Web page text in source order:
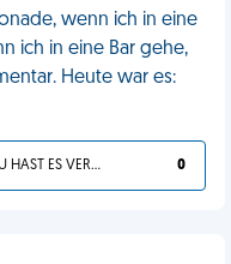
wenn ich in eine
ich in eine Bar gehe,
Heute war es:
DU HAST ES VERDIENT 0